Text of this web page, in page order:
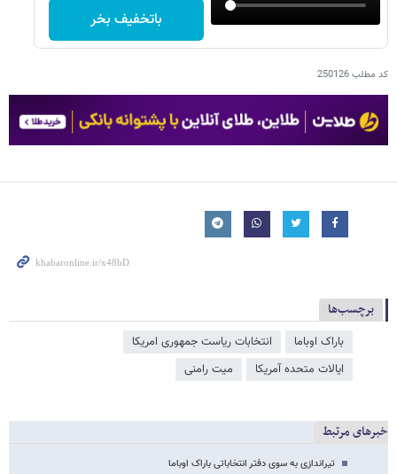
باتخفیف بخر
کد مطلب250126
برچسب‌ها
باراک اوباما
انتخابات ریاست جمهوری امریکا
ایالات متحده آمریکا
میت رامنی
خبرهای مرتبط
تیراندازی به سوی دفتر انتخاباتی باراک اوباما